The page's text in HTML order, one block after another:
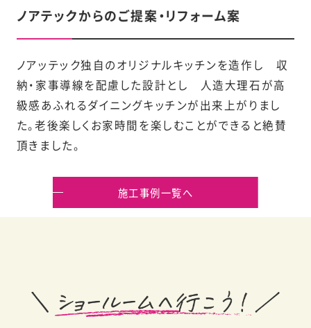
ノアテックからのご提案・リフォーム案
ノアッテック独自のオリジナルキッチンを造作し 収
納・家事導線を配慮した設計とし 人造大理石が高
級感あふれるダイニングキッチンが出来上がりまし
た。老後楽しくお家時間を楽しむことができると絶賛
頂きました。
施工事例一覧へ